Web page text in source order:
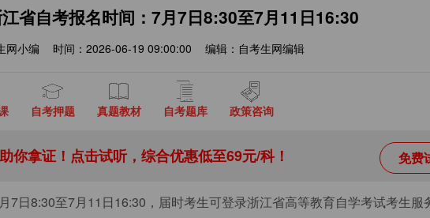
省自考报名时间：7月7日8:30至7月11日16:30
网小编 时间：2026-06-19 09:00:00 编辑：自考生网编辑
自考押题 真题教材 自考题库 政策咨询
免费
你拿证！点击试听，综合优惠低至69元/科！
7日8:30至7月11日16:30，届时考生可登录浙江省高等教育自学考试考生服